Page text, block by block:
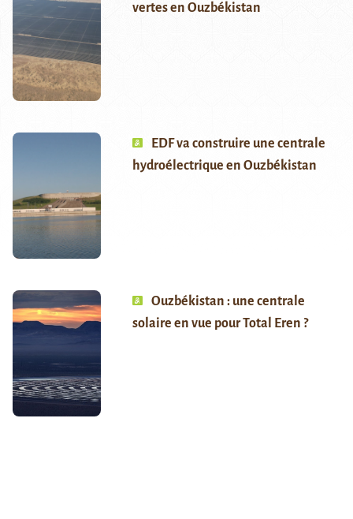
vertes en Ouzbékistan
EDF va construire une centrale
hydroélectrique en Ouzbékistan
Ouzbékistan : une centrale
solaire en vue pour Total Eren ?